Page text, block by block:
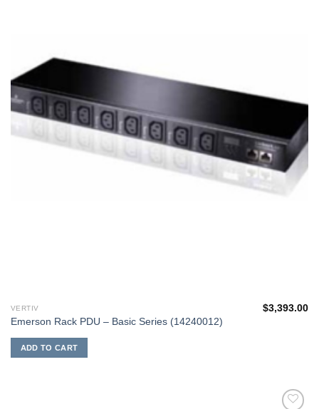
VERTIV
Emerson Rack PDU – Basic Series (14240012)
$3,393.00
ADD TO CART